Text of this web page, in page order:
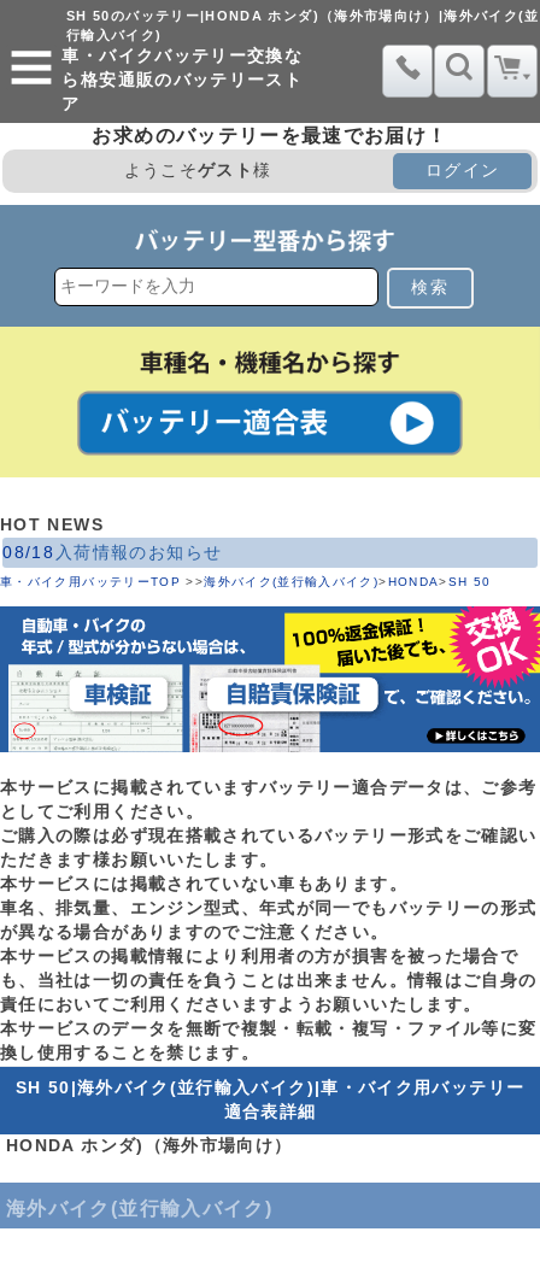
SH 50のバッテリー|HONDA ホンダ)（海外市場向け）|海外バイク(並
行輸入バイク)
車・バイクバッテリー交換な
ら格安通販のバッテリースト
ア
お求めのバッテリーを最速でお届け！
ようこそゲスト様 ログイン
検索
HOT NEWS
08/18 入荷情報のお知らせ
車・バイク用バッテリーTOP >>海外バイク(並行輸入バイク)> HONDA>SH 50
本サービスに掲載されていますバッテリー適合データは、ご参考
としてご利用ください。
ご購入の際は必ず現在搭載されているバッテリー形式をご確認い
ただきます様お願いいたします。
本サービスには掲載されていない車もあります。
車名、排気量、エンジン型式、年式が同一でもバッテリーの形式
が異なる場合がありますのでご注意ください。
本サービスの掲載情報により利用者の方が損害を被った場合で
も、当社は一切の責任を負うことは出来ません。情報はご自身の
責任においてご利用くださいますようお願いいたします。
本サービスのデータを無断で複製・転載・複写・ファイル等に変
換し使用することを禁じます。
SH 50|海外バイク(並行輸入バイク)|車・バイク用バッテリー
適合表詳細
HONDA ホンダ)（海外市場向け）
海外バイク(並行輸入バイク)